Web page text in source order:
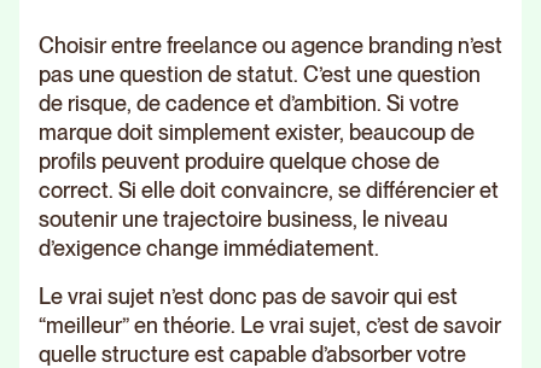
Choisir entre freelance ou agence branding n’est
pas une question de statut. C’est une question
de risque, de cadence et d’ambition. Si votre
marque doit simplement exister, beaucoup de
profils peuvent produire quelque chose de
correct. Si elle doit convaincre, se différencier et
soutenir une trajectoire business, le niveau
d’exigence change immédiatement.
Le vrai sujet n’est donc pas de savoir qui est
“meilleur” en théorie. Le vrai sujet, c’est de savoir
quelle structure est capable d’absorber votre